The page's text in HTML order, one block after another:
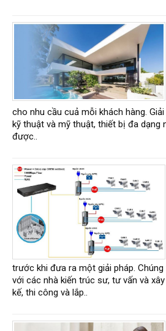
Đầu ghi HIKVISION
Đầu ghi Visionhitech
Đầu ghi Dahua
Đầu ghi KBVISION
Thiết bị chống trộm
Thiết bị chống trộm Paradox
access control
Khóa điện tử VIRO
Khóa điện tử KBVISION
Access control Syris
Giải pháp
LẮP ĐẶT CAMERA TRỌN GÓI
GIẢI PHÁP CAMERA AN NINH
BÁO ĐỘNG CHỐNG TRỘM
Hỗ trợ kỹ thuật
cho nhu cầu cuả mỗi khách hàng.
kỹ thuật và mỹ thuật, thiết bị đa dạng
được..
trước khi đưa ra một giải pháp.
với các nhà kiến trúc sư, tư vấn và
kế, thi công và lắp..